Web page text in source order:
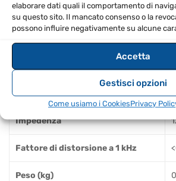
elaborare dati quali il comportamento di
su questo sito. Il mancato consenso o la
possono influire negativamente su alcune
Accetta
Gestisci opzioni
Come usiamo i CookiesPrivacy
avvitabile
SPECIFICHE TECNICHE
SPL massimo
Impedenza
Fattore di distorsione a 1 kHz
Peso (kg)